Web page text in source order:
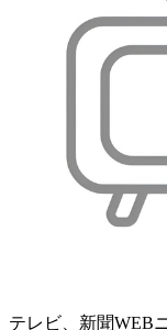
テレビ、新聞WEB